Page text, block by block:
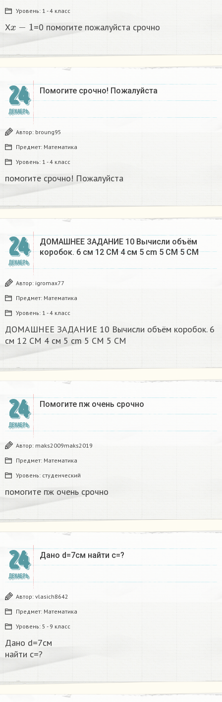
Уровень: 1 - 4 класс
X =0 помогите пожалуйста срочно
24
ДЕКАБРЬ
Помогите срочно! Пожалуйста
Автор: broung95
Предмет: Математика
Уровень: 1 - 4 класс
помогите срочно! Пожалуйста
24
ДЕКАБРЬ
ДОМАШНЕЕ ЗАДАНИЕ 10 Вычисли объём
коробок. 6 см 12 CM 4 см 5 cm 5 CM 5 CM​
Автор: igromax77
Предмет: Математика
Уровень: 1 - 4 класс
ДОМАШНЕЕ ЗАДАНИЕ 10 Вычисли объём коробок. 6
см 12 CM 4 см 5 cm 5 CM 5 CM​
24
ДЕКАБРЬ
Помогите пж очень срочно​
Автор: maks2009maks2019
Предмет: Математика
Уровень: студенческий
помогите пж очень срочно​
24
ДЕКАБРЬ
Дано d=7см найти с=?​
Автор: vlasich8642
Предмет: Математика
Уровень: 5 - 9 класс
Дано d=7см
найти с=?​